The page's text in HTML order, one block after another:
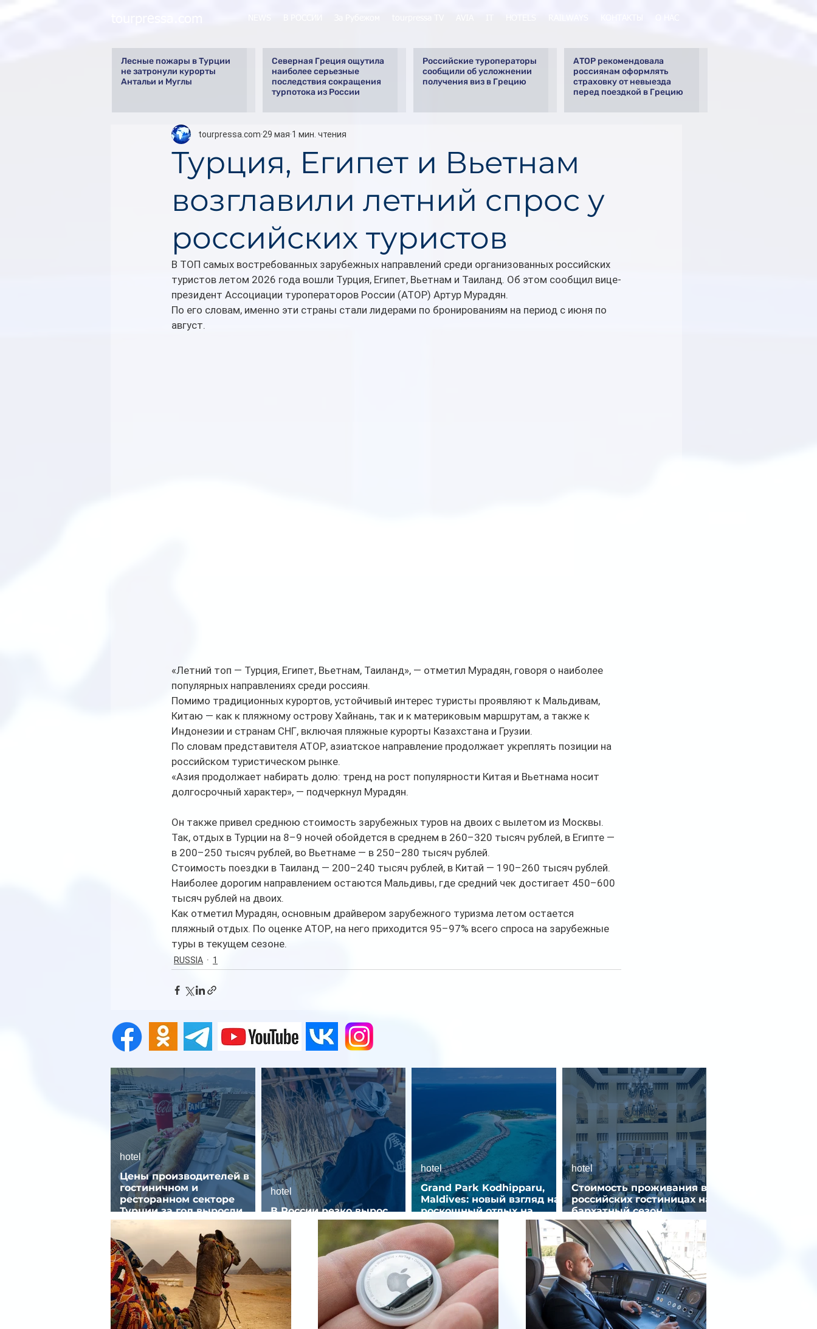
Лесные пожары в Турции
не затронули курорты
Антальи и Муглы
Северная Греция ощутила
наиболее серьезные
последствия сокращения
турпотока из России
Российские туроператоры
сообщили об усложнении
получения виз в Грецию
АТОР рекомендовала
россиянам оформлять
страховку от невыезда
перед поездкой в Грецию
Турция, Египет и Вьетнам
возглавили летний спрос у
российских туристов
tourpressa.com 29 мая 1 мин. чтения
В ТОП самых востребованных зарубежных направлений среди организованных российских
туристов летом 2026 года вошли Турция, Египет, Вьетнам и Таиланд. Об этом сообщил вице-
президент Ассоциации туроператоров России (АТОР) Артур Мурадян.
По его словам, именно эти страны стали лидерами по бронированиям на период с июня по
август.
«Летний топ — Турция, Египет, Вьетнам, Таиланд», — отметил Мурадян, говоря о наиболее
популярных направлениях среди россиян.
Помимо традиционных курортов, устойчивый интерес туристы проявляют к Мальдивам,
Китаю — как к пляжному острову Хайнань, так и к материковым маршрутам, а также к
Индонезии и странам СНГ, включая пляжные курорты Казахстана и Грузии.
По словам представителя АТОР, азиатское направление продолжает укреплять позиции на
российском туристическом рынке.
«Азия продолжает набирать долю: тренд на рост популярности Китая и Вьетнама носит
долгосрочный характер», — подчеркнул Мурадян.
Он также привел среднюю стоимость зарубежных туров на двоих с вылетом из Москвы.
Так, отдых в Турции на 8–9 ночей обойдется в среднем в 260–320 тысяч рублей, в Египте —
в 200–250 тысяч рублей, во Вьетнаме — в 250–280 тысяч рублей.
Стоимость поездки в Таиланд — 200–240 тысяч рублей, в Китай — 190–260 тысяч рублей.
Наиболее дорогим направлением остаются Мальдивы, где средний чек достигает 450–600
тысяч рублей на двоих.
Как отметил Мурадян, основным драйвером зарубежного туризма летом остается
пляжный отдых. По оценке АТОР, на него приходится 95–97% всего спроса на зарубежные
туры в текущем сезоне.
RUSSIA 1
Цены производителей в
гостиничном и
ресторанном секторе
Турции за год выросли
почти на 32%
hotel
В России резко вырос
спрос на отели без звезд
hotel
Grand Park Kodhipparu,
Maldives: новый взгляд на
роскошный отдых на
Мальдивах
hotel
Стоимость проживания в
российских гостиницах на
бархатный сезон
снизилась на 9%
hotel